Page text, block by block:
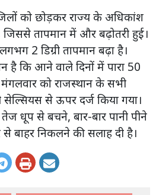
को छोड़कर राज्य के अधिकांश
जिससे तापमान में और बढ़ोतरी हुई।
2 डिग्री तापमान बढ़ा है।
है कि आने वाले दिनों में पारा 50
को राजस्थान के सभी
सेल्सियस से ऊपर दर्ज किया गया।
धूप से बचने, बार-बार पानी पीने
बाहर निकलने की सलाह दी है।